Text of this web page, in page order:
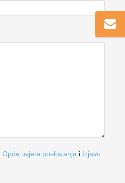
Opće uvjete poslovanja i Izjavu